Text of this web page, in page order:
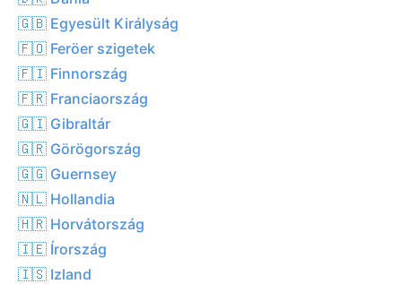
🇬🇧 Egyesült Királyság
🇫🇴 Feröer szigetek
🇫🇮 Finnország
🇫🇷 Franciaország
🇬🇮 Gibraltár
🇬🇷 Görögország
🇬🇬 Guernsey
🇳🇱 Hollandia
🇭🇷 Horvátország
🇮🇪 Írország
🇮🇸 Izland